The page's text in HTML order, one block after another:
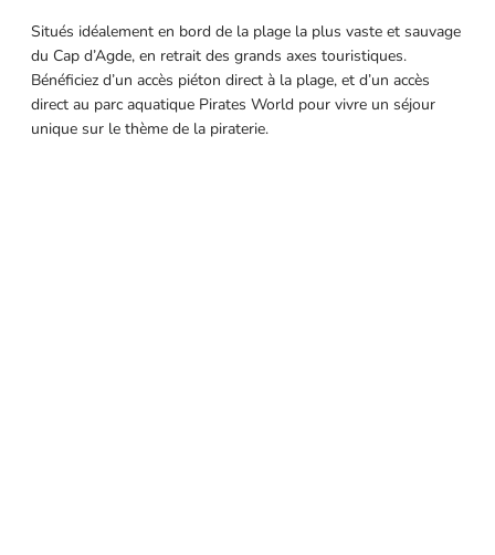
Situés idéalement en bord de la plage la plus vaste et sauvage
du Cap d’Agde, en retrait des grands axes touristiques.
Bénéficiez d’un accès piéton direct à la plage, et d’un accès
direct au parc aquatique Pirates World pour vivre un séjour
unique sur le thème de la piraterie.